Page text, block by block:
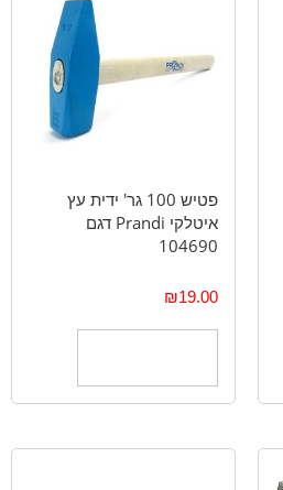
פטיש 100 גר' ידית עץ
איטלקי Prandi דגם
104690
₪19.00